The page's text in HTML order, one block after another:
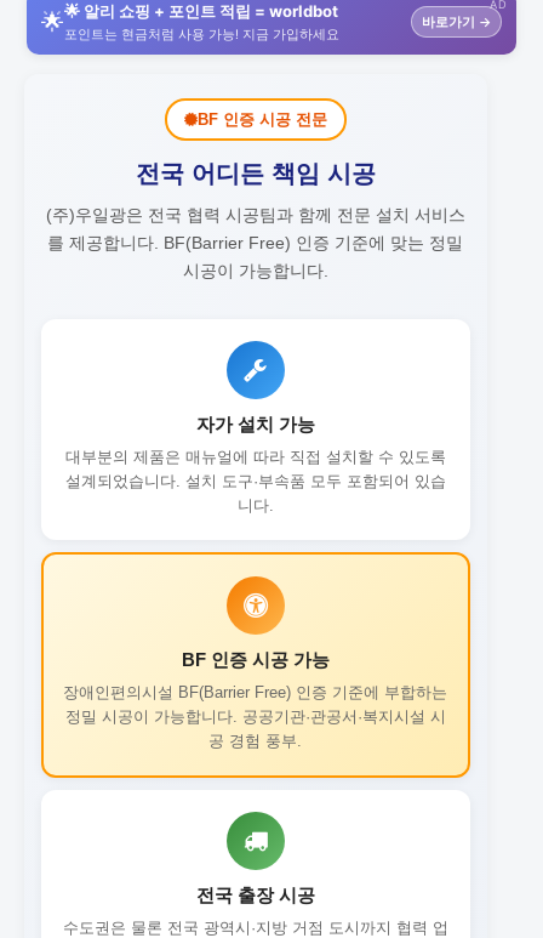
AD
🌟🌟 알리 쇼핑 + 포인트 적립 = worldbot
포인트는 현금처럼 사용 가능! 지금 가입하세요
바로가기 →
BF 인증 시공 전문
전국 어디든 책임 시공
(주)우일광은 전국 협력 시공팀과 함께 전문 설치 서비스
를 제공합니다. BF(Barrier Free) 인증 기준에 맞는 정밀
시공이 가능합니다.
자가 설치 가능
대부분의 제품은 매뉴얼에 따라 직접 설치할 수 있도록
설계되었습니다. 설치 도구·부속품 모두 포함되어 있습
니다.
BF 인증 시공 가능
장애인편의시설 BF(Barrier Free) 인증 기준에 부합하는
정밀 시공이 가능합니다. 공공기관·관공서·복지시설 시
공 경험 풍부.
전국 출장 시공
수도권은 물론 전국 광역시·지방 거점 도시까지 협력 업